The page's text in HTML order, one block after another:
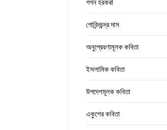
গগন হরকরা
গোবিন্দচন্দ্র দাস
অনুপ্রেরণামূলক কবিতা
ইসলামিক কবিতা
উপদেশমূলক কবিতা
একুশের কবিতা